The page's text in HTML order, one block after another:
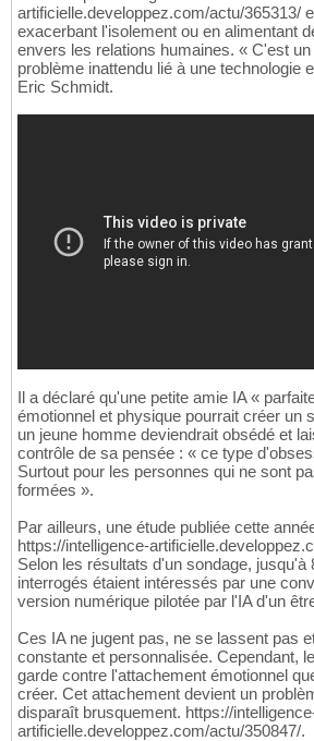
artificielle.developpez.com/actu/365313/
exacerbant l'isolement ou en alimentant
envers les relations humaines. « C'est
problème inattendu lié à une technologie
Eric Schmidt.
Il a déclaré qu'une petite amie IA «
émotionnel et physique pourrait créer un
un jeune homme deviendrait obsédé et
contrôle de sa pensée : « ce type
Surtout pour les personnes qui ne sont
formées ».
Par ailleurs, une étude publiée cette
https://intelligence-
Selon les résultats d'un sondage, jusqu'à
interrogés étaient intéressés par une
version numérique pilotée par l'IA d'un
Ces IA ne jugent pas, ne se lassent pas
constante et personnalisée. Cependant,
garde contre l'attachement émotionnel
créer. Cet attachement devient un
disparaît brusquement. https://
artificielle.developpez.com/actu/350847/.